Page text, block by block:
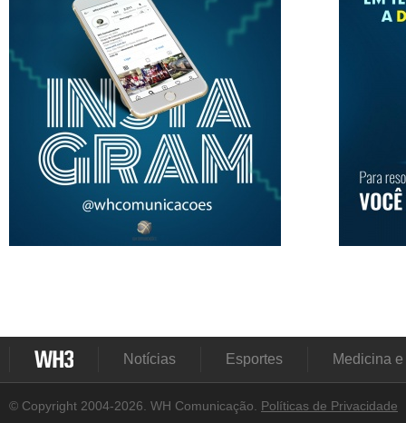
Notícias Esportes Medicina
© Copyright 2004-2026. WH Comunicação. Políticas de Privacidade